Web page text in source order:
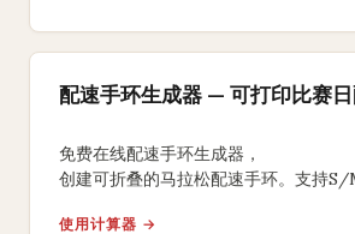
配速手环生成器 — 可打印比赛
免费在线配速手环生成器，
创建可折叠的马拉松配速手环。支持
A4打印裁剪折叠即可佩戴比赛。
使用计算器 →